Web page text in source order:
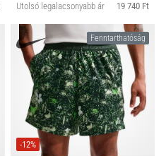
Utolsó legalacsonyabb ár 19 740 Ft
Fenntarthatóság
-12%